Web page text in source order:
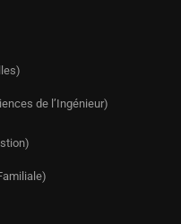
de l’Ingénieur)